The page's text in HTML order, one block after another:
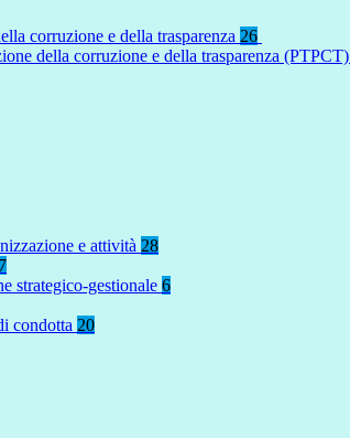
corruzione e della trasparenza 26
della corruzione e della trasparenza (PTPCT)
e attività 28
strategico-gestionale 6
condotta 20